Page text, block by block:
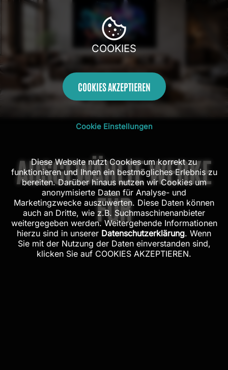
Handarbeit aus
AUSGEWÄHLTE WERKE
FÜR
COOKIES
COOKIES AKZEPTIEREN
Cookie Einstellungen
Diese Website nutzt Cookies um korrekt zu
funktionieren und Ihnen ein bestmögliches Erlebnis zu
bereiten. Darüber hinaus nutzen wir Cookies um
anonymisierte Daten für Analyse- und
Marketingzwecke auszuwerten. Diese Daten können
auch an Dritte, wie z.B. Suchmaschinenanbieter
weitergegeben werden. Weitergehende Informationen
hierzu sind in unserer Datenschutzerklärung. Wenn
Sie mit der Nutzung der Daten einverstanden sind,
klicken Sie auf COOKIES AKZEPTIEREN.